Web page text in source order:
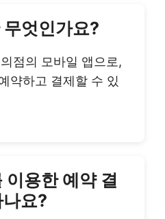
엇인가요?
점의 모바일 앱으로,
약하고 결제할 수 있
용한 예약 결
요?